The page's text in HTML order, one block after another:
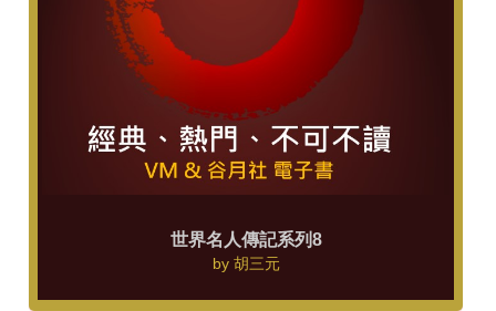
世界名人傳記系列8
by 胡三元